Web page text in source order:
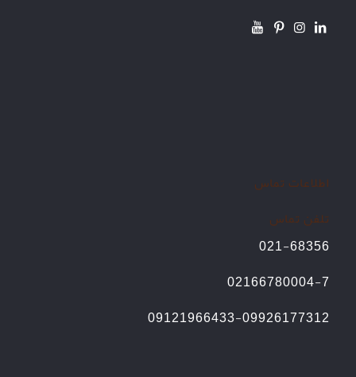
اطلاعات تماس
تلفن تماس
021-68356
02166780004-7
09121966433-09926177312